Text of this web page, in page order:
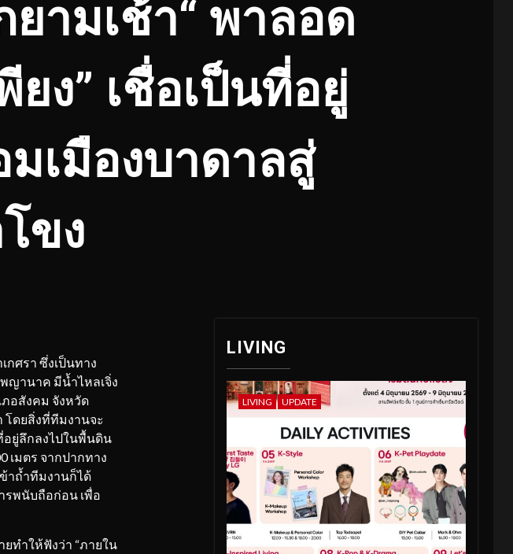
ามเช้า“ พาลอด
ง” เชื่อเป็นที่อยู่
เมืองบาดาลสู่
ขง
ศรา ซึ่งเป็นทาง
ญานาค มีน้ำไหลเจิ่ง
อสังคม จังหวัด
ดยสิ่งที่ทีมงานจะ
อยู่ลึกลงไปในพื้นดิน
เมตร จากปากทาง
าถ้ำทีมงานก็ได้
พนับถือก่อน เพื่อ
ทำให้ฟังว่า “ภายใน
LIVING
LIVING UPDATE